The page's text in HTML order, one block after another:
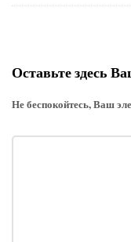
Оставьте здесь
Не беспокойтесь, Ваш